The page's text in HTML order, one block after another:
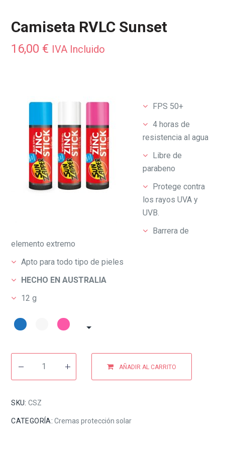
Camiseta RVLC Sunset
16,00 € IVA Incluido
FPS 50+
4 horas de
resistencia al agua
Libre de
parabeno
Protege contra
los rayos UVA y
UVB.
Barrera de
elemento extremo
Apto para todo tipo de pieles
HECHO EN AUSTRALIA
12 g
AÑADIR AL CARRITO
SKU:CSZ
CATEGORÍA:Cremas protección solar